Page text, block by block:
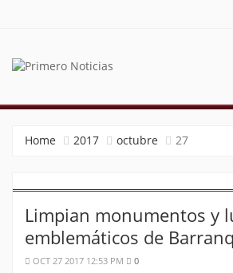
Home 2017 octubre 27
Limpian monumentos y
emblemáticos de
OCT 27 2017 12:53 PM 0